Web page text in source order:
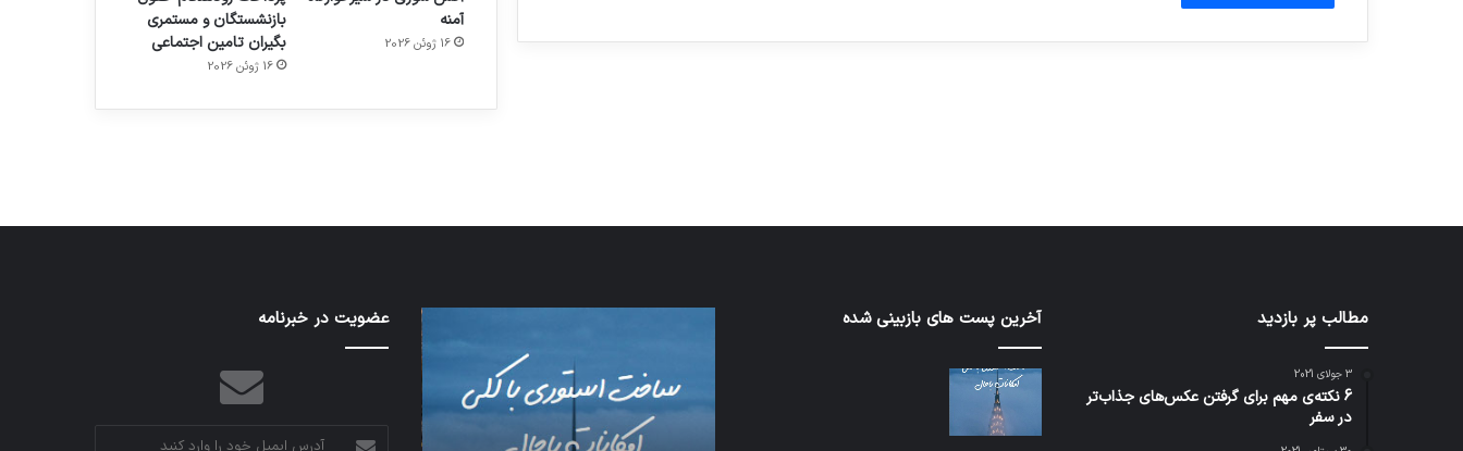
آمنه
16 ژوئن 2026
بازنشستگان و مستمری
بگیران تامین اجتماعی
16 ژوئن 2026
هدفون های 2023
مطالب پر بازدید
3 جولای 2021
6 نکته‌ی مهم برای گرفتن عکس‌های جذاب‌تر
در سفر
آخرین پست های بازبینی شده
تدابیر
خواب
و
بیداری
در
شبکه
5G
می‌تواند
سقوط
هواپیما
عضویت در خبرنامه
آدرس